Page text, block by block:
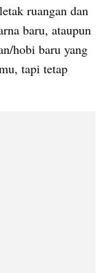
ruangan dan
baru, ataupun
hobi baru yang
tapi tetap